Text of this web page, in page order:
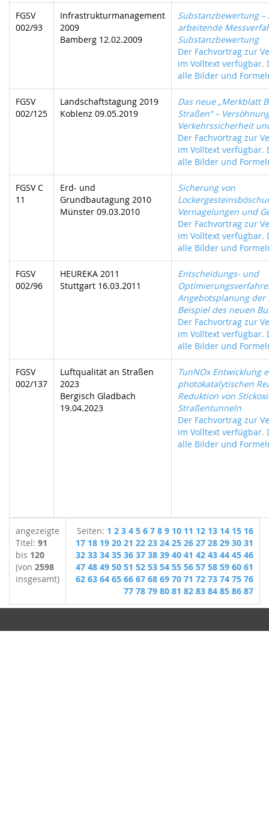
FGSV
002/93
Infrastrukturmanagement
2009
Bamberg 12.02.2009
Substanzbewertung
arbeitende
Substanzbewertung
Der Fachvortrag zur
im Volltext verfügbar.
alle Bilder und
FGSV
002/125
Landschaftstagung 2019
Koblenz 09.05.2019
Das neue „Merkblatt
Straßen“ –
Verkehrssicherheit
Der Fachvortrag zur
im Volltext verfügbar.
alle Bilder und
FGSV C
11
Erd- und
Grundbautagung 2010
Münster 09.03.2010
Sicherung von
Vernagelungen und
Der Fachvortrag zur
im Volltext verfügbar.
alle Bilder und
FGSV
002/96
HEUREKA 2011
Stuttgart 16.03.2011
Entscheidungs- und
Angebotsplanung der
Beispiel des neuen
Der Fachvortrag zur
im Volltext verfügbar.
alle Bilder und
FGSV
002/137
Luftqualität an Straßen
2023
Bergisch Gladbach
19.04.2023
TunNOx Entwicklung
photokatalytischen
Reduktion von
Straßentunneln
Der Fachvortrag zur
im Volltext verfügbar.
alle Bilder und
angezeigte
Titel: 91
bis 120
(von 2598
insgesamt)
Seiten: 1 2 3 4 5 6 7 8 9 10 11 12 13 14 15 16
17 18 19 20 21 22 23 24 25 26 27 28 29 30 31
32 33 34 35 36 37 38 39 40 41 42 43 44 45 46
47 48 49 50 51 52 53 54 55 56 57 58 59 60 61
62 63 64 65 66 67 68 69 70 71 72 73 74 75 76
77 78 79 80 81 82 83 84 85 86 87